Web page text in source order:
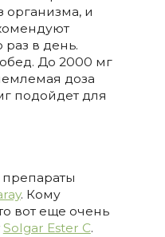
организма, и
в день.
До 2000 мг
доза
подойдет для
препараты
. Кому
вот еще очень
Solgar Ester C.